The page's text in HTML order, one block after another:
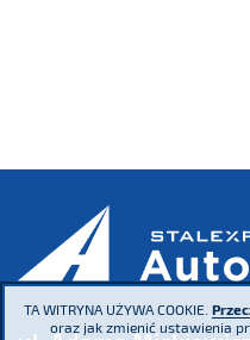
TA WITRYNA UŻYWA COOKIE.
oraz jak zmienić ustawienia